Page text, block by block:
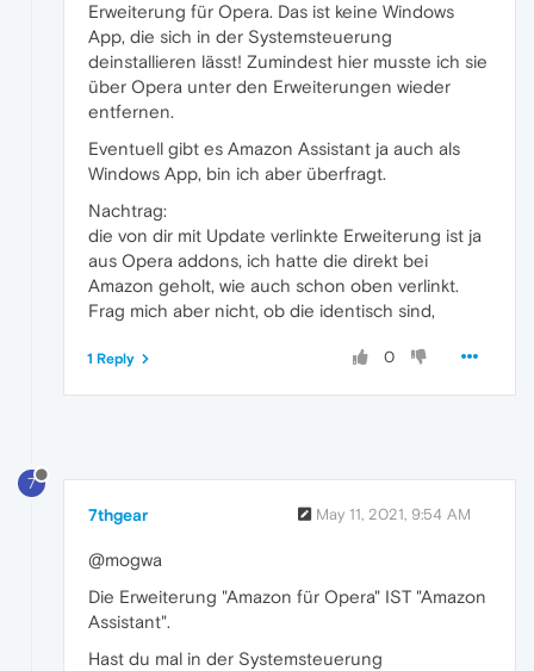
Erweiterung für Opera. Das ist keine Windows
App, die sich in der Systemsteuerung
deinstallieren lässt! Zumindest hier musste ich sie
über Opera unter den Erweiterungen wieder
entfernen.
Eventuell gibt es Amazon Assistant ja auch als
Windows App, bin ich aber überfragt.
Nachtrag:
die von dir mit Update verlinkte Erweiterung ist ja
aus Opera addons, ich hatte die direkt bei
Amazon geholt, wie auch schon oben verlinkt.
Frag mich aber nicht, ob die identisch sind,
0
1 Reply
7
7thgear May 11, 2021, 9:54 AM
@mogwa
Die Erweiterung "Amazon für Opera" IST "Amazon
Assistant".
Hast du mal in der Systemsteuerung